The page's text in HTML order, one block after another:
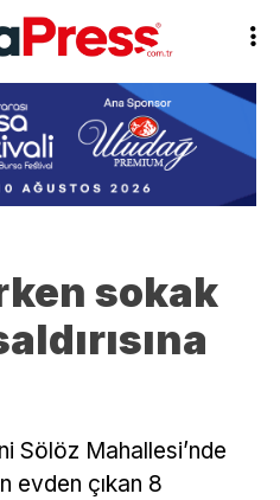
sokak
Sölöz Mahallesi’nde
evden çıkan 8